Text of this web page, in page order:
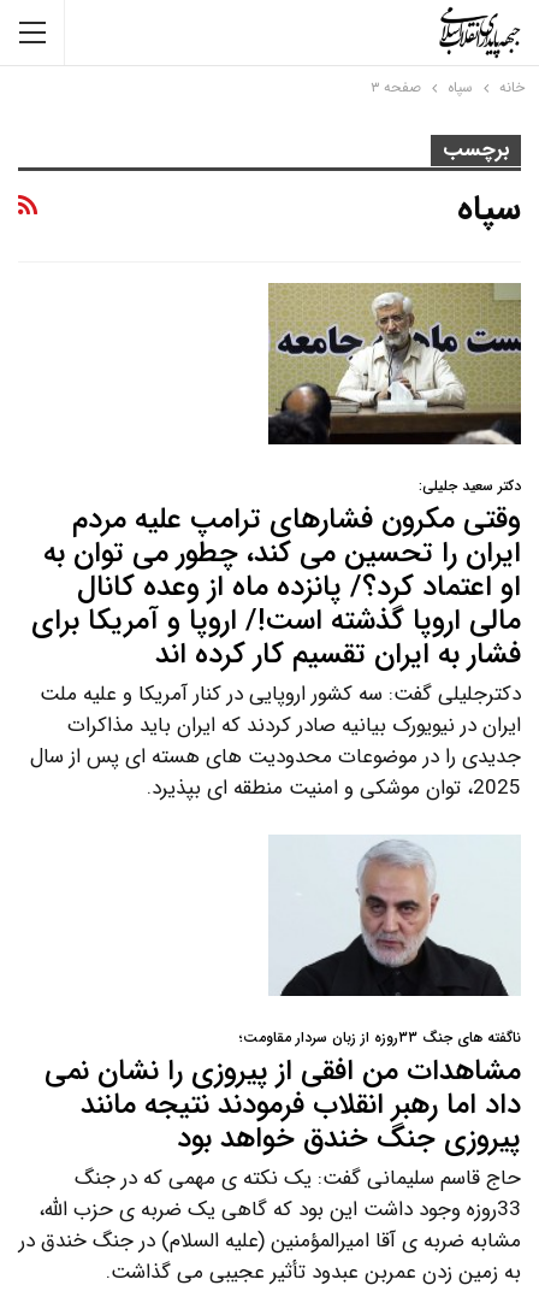
خانه سپاه صفحه ۳
برچسب
سپاه
دکتر سعید جلیلی:
وقتی مکرون فشارهای ترامپ علیه مردم
ایران را تحسین می کند، چطور می توان به
او اعتماد کرد؟/ پانزده ماه از وعده کانال
مالی اروپا گذشته است!/ اروپا و آمریکا برای
فشار به ایران تقسیم کار کرده اند
دکترجلیلی گفت: سه کشور اروپایی در کنار آمریکا و علیه ملت
ایران در نیویورک بیانیه صادر کردند که ایران باید مذاکرات
جدیدی را در موضوعات محدودیت های هسته ای پس از سال
2025، توان موشکی و امنیت منطقه ای بپذیرد.
ناگفته های جنگ ۳۳روزه از زبان سردار مقاومت؛
مشاهدات من افقی از پیروزی را نشان نمی
داد اما رهبر انقلاب فرمودند نتیجه مانند
پیروزی جنگ خندق خواهد بود
حاج قاسم سلیمانی گفت: یک نکته ی مهمی که در جنگ
33روزه وجود داشت این بود که گاهی یک ضربه ی حزب الله،
مشابه ضربه ی آقا امیرالمؤمنین (علیه السلام) در جنگ خندق در
به زمین زدن عمربن عبدود تأثیر عجیبی می گذاشت.